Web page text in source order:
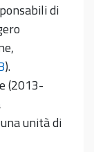
di
).
(2013-
unità di